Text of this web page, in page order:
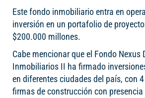
Este fondo inmobiliario entra en
inversión en un portafolio de
$200.000 millones.
Cabe mencionar que el Fondo Nexus
Inmobiliarios II ha firmado
en diferentes ciudades del país, con
firmas de construcción con